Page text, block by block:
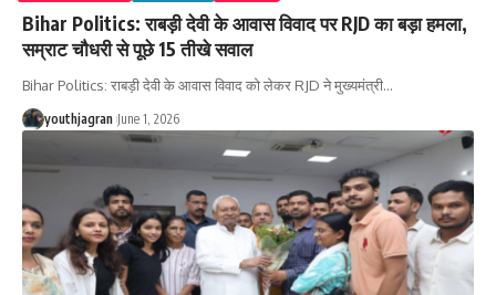
Bihar Politics: राबड़ी देवी के आवास विवाद पर RJD का बड़ा हमला,
सम्राट चौधरी से पूछे 15 तीखे सवाल
Bihar Politics: राबड़ी देवी के आवास विवाद को लेकर RJD ने मुख्यमंत्री…
youthjagran June 1, 2026